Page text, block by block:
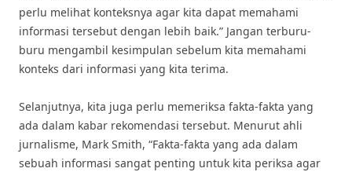
perlu melihat konteksnya agar kita dapat memahami
informasi tersebut dengan lebih baik.” Jangan terburu-
buru mengambil kesimpulan sebelum kita memahami
konteks dari informasi yang kita terima.
Selanjutnya, kita juga perlu memeriksa fakta-fakta yang
ada dalam kabar rekomendasi tersebut. Menurut ahli
jurnalisme, Mark Smith, “Fakta-fakta yang ada dalam
sebuah informasi sangat penting untuk kita periksa agar